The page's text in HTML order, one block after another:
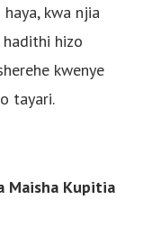
kwa njia
hadithi hizo
kwenye
tayari.
Maisha Kupitia